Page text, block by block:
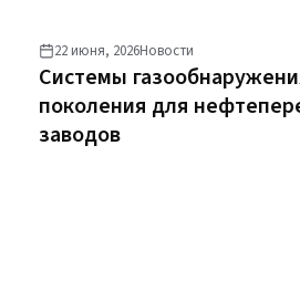
22 июня, 2026Новости
Системы
поколения для
заводов